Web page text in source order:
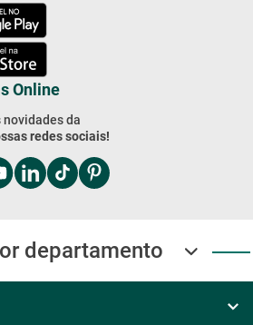
Online
novidades da
redes sociais!
departamento